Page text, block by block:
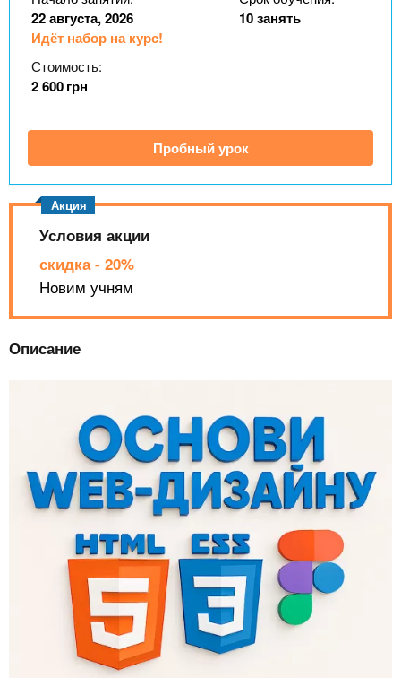
n
s
.
i
n
f
o
н
и
22 августа, 2026
Идёт набор на курс!
10 занять
Стоимость:
2 600грн
Пробный урок
Условия акции
скидка - 20%
Новим учням
Описание